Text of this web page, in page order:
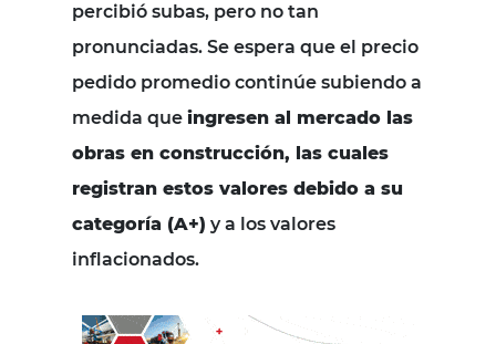
percibió subas, pero no tan
pronunciadas. Se espera que el precio
pedido promedio continúe subiendo a
medida que ingresen al mercado las
obras en construcción, las cuales
registran estos valores debido a su
categoría (A+) y a los valores
inflacionados.